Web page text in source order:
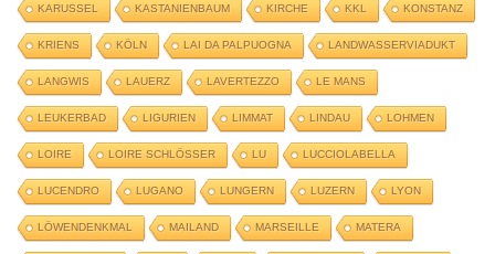
KARUSSEL KASTANIENBAUM KIRCHE KKL KONSTANZ
KRIENS KÖLN LAI DA PALPUOGNA LANDWASSERVIADUKT
LANGWIS LAUERZ LAVERTEZZO LE MANS
LEUKERBAD LIGURIEN LIMMAT LINDAU LOHMEN
LOIRE LOIRE SCHLÖSSER LU LUCCIOLABELLA
LUCENDRO LUGANO LUNGERN LUZERN LYON
LÖWENDENKMAL MAILAND MARSEILLE MATERA